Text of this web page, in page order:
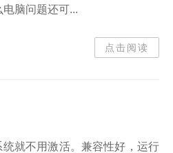
脑问题还可...
点击阅读
就不用激活。兼容性好，运行